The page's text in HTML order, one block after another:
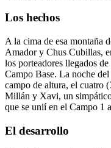
Los hechos
A la cima de esa montaña
Amador y Chus Cubillas,
los porteadores llegados
Campo Base. La noche
campo de altura, el cuatro
Millán y Xavi, un
que se unií en el Campo 1
El desarrollo